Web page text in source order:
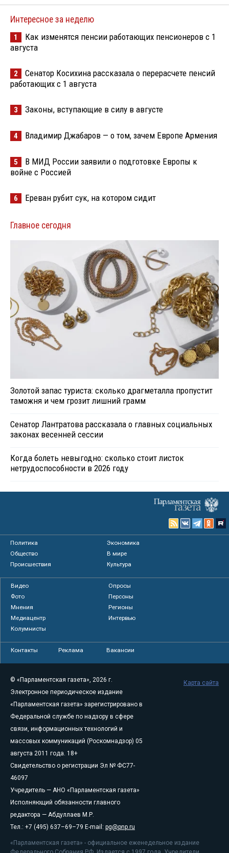
Интересное за неделю
1
Как изменятся пенсии работающих пенсионеров с 1
августа
2
Сенатор Косихина рассказала о перерасчете пенсий
работающих с 1 августа
3 Законы, вступающие в силу в августе
4 Владимир Джабаров — о том, зачем Европе Армения
5
В МИД России заявили о подготовке Европы к
войне с Россией
6 Ереван рубит сук, на котором сидит
Главное сегодня
Золотой запас туриста: сколько драгметалла пропустит
таможня и чем грозит лишний грамм
Сенатор Лантратова рассказала о главных социальных
законах весенней сессии
Когда болеть невыгодно: сколько стоит листок
нетрудоспособности в 2026 году
Политика
Экономика
Общество
В мире
Происшествия
Культура
Видео
Опросы
Фото
Персоны
Мнения
Регионы
Медиацентр
Интервью
Колумнисты
Контакты Реклама Вакансии
© «Парламентская газета», 2026 г.
Электронное периодическое издание
«Парламентская газета» зарегистрировано в
Федеральной службе по надзору в сфере
связи, информационных технологий и
массовых коммуникаций (Роскомнадзор) 05
августа 2011 года. 18+
Свидетельство о регистрации Эл № ФС77-
46097
Учредитель — АНО «Парламентская газета»
Исполняющий обязанности главного
редактора — Абдуллаев М.Р.
Тел.: +7 (495) 637–69–79 E-mail: pg@pnp.ru
«Парламентская газета» - официальное еженедельное издание
Карта сайта